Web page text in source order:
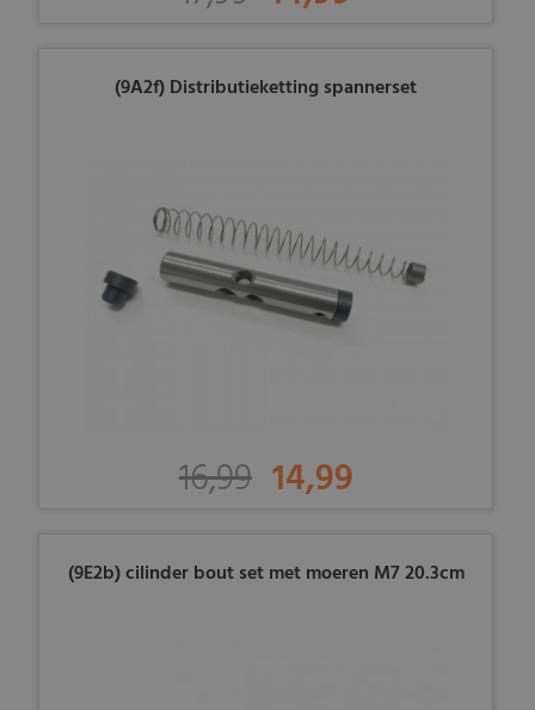
(9A2f) Distributieketting spannerset
16,99 14,99
(9E2b) cilinder bout set met moeren M7 20.3cm